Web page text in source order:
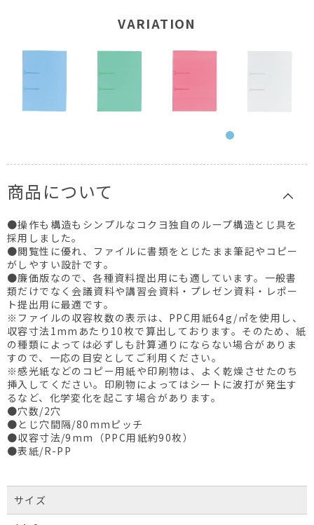
VARIATION
商品について
●操作も構造もシンプルなコクヨ独自のループ構造とじ具を
採用しました。
●閲覧性に優れ、ファイルに書類をとじたまま筆記やコピー
がしやすい設計です。
●廉価版なので、各種資料提出用にも適しています。一般書
類だけでなく会議資料や講習会資料・プレゼン資料・レポー
ト提出用に最適です。
※ファイルの収容枚数の表示は、PPC用紙64g/㎡を使用し、
収容寸法1mmあたり10枚で算出しております。そのため、紙
の種類によっては必ずしも計算通りにならない場合がありま
すので、一応の目安としてご利用ください。
※感光紙などのコピー用紙や印刷物は、よく乾燥させたのち
挿入してください。印刷物によってはシートに波打が発生す
るなど、化学変化を起こす場合があります。
●穴数/2穴
●とじ穴間隔/80mmピッチ
●収容寸法/9mm（PPC用紙約90枚）
●表紙/R-PP
サイズ